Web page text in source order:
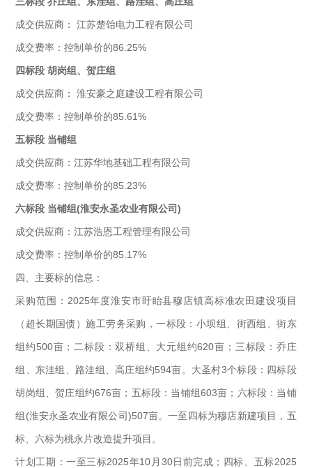
成交供应商： 江苏楚饴电力工程有限公司
成交费率：控制单价的86.25%
四标段 胡岗组、贺庄组
成交供应商： 淮安豪之庭建设工程有限公司
成交费率：控制单价的85.61%
五标段 当铺组
成交供应商：江苏华地基础工程有限公司
成交费率：控制单价的85.23%
六标段 当铺组(淮安永圣农业有限公司)
成交供应商：江苏浩恩工程管理有限公司
成交费率：控制单价的85.17%
四、主要标的信息：
采购范围：2025年度淮安市盱眙县穆店镇高标准农田建设项目
（超长期国债）施工劳务采购，一标段：小坝组、街西组、街东
组约500亩；二标段：双桥组、大元组约620亩；三标段：乔庄
组、东洼组、路洼组、高庄组约594亩。大圣村3个标段：四标段
胡岗组、贺庄组约676亩；五标段：当铺组603亩；六标段：当铺
组(淮安永圣农业有限公司)507亩。一至四标为穆店新建项目，五
标、六标为桃永片改造提升项目。
计划工期：一至三标2025年10月30日前完成；四标、五标2025